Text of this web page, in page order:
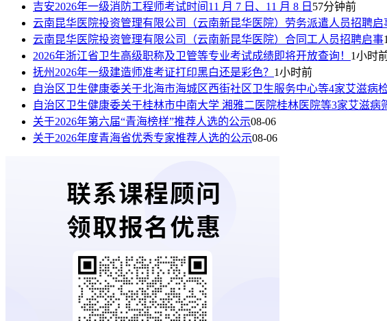
吉安2026年一级消防工程师考试时间11 月 7 日、11 月 8 日 57分钟前
云南昆华医院投资管理有限公司（云南新昆华医院）劳务派遣人员招聘启
云南昆华医院投资管理有限公司（云南新昆华医院）合同工人员招聘启事
2026年浙江省卫生高级职称及卫管等专业考试成绩即将开放查询！ 1小时
抚州2026年一级建造师准考证打印黑白还是彩色？ 1小时前
自治区卫生健康委关于北海市海城区西街社区卫生服务中心等4家艾滋病
自治区卫生健康委关于桂林市中南大学 湘雅二医院桂林医院等3家艾滋
关于2026年第六届“青海榜样”推荐人选的公示08-06
关于2026年度青海省优秀专家推荐人选的公示08-06